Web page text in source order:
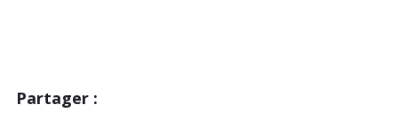
Partager :